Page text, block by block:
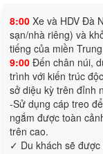
8:00 Xe và HDV Đà
sạn/nhà riêng) và
tiếng của miền
9:00 Đến chân núi,
trình với kiến trúc
sở diệu kỳ trên đỉnh
-Sử dụng cáp treo
ngắm được toàn
trên cao.
✓ Du khách sẽ